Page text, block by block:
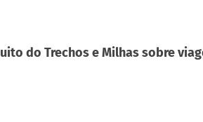
do Trechos e Milhas sobre